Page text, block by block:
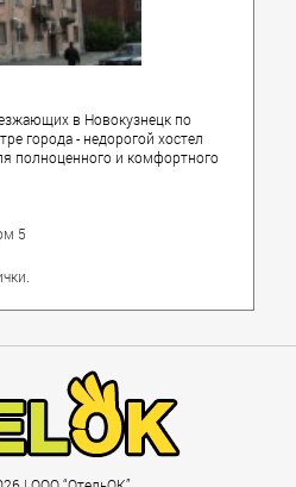
в Новокузнецк по
города - недорогой хостел
полноценного и комфортного
интернет-зона и WI-FI.
5